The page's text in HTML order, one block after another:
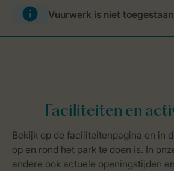
Vuurwerk is niet toegestaan